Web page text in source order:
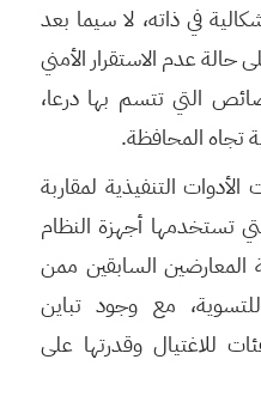
في ذاته، لا سيما بعد
حالة عدم الاستقرار الأمني
التي تتسم بها درعا،
تجاه المحافظة.
الأدوات التنفيذية لمقاربة
تستخدمها أجهزة النظام
المعارضين السابقين ممن
مع وجود تباين
للاغتيال وقدرتها على